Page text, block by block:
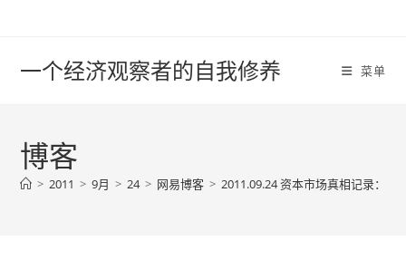
一个经济观察者的自我修养 菜单
博客
> 2011 > 9月 > 24 > 网易博客 > 2011.09.24 资本市场真相记录：